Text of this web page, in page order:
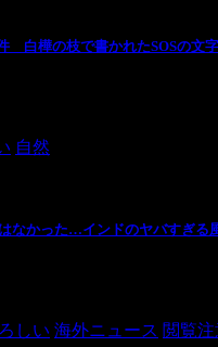
白樺の枝で書かれたSOSの文
自然
なかった…インドのヤバすぎる
しい 海外ニュース 閲覧